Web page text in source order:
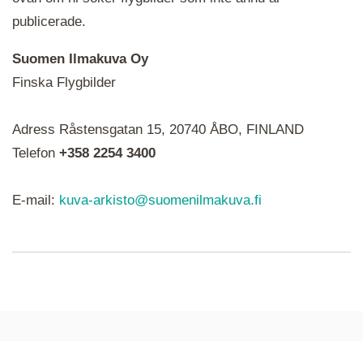
ikoner är det en serie i varje. Utplacerade bilder
syns som nålar istället.
publicerade.
Suomen Ilmakuva Oy
Finska Flygbilder
Adress Råstensgatan 15, 20740 ÅBO, FINLAND
Telefon +358 2254 3400
E-mail: kuva-arkisto@suomenilmakuva.fi